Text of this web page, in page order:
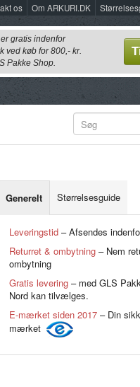
Om ARKURI.DK
os
gratis indenfor
ved køb for 800,- kr.
Pakke Shop.
Generelt Størrelsesguide
Leveringstid– Afsendes
Returret & ombytning– Nem
ombytning
Gratis levering– med GLS
Nord kan tilvælges.
E-mærket siden 2017– Din
mærket